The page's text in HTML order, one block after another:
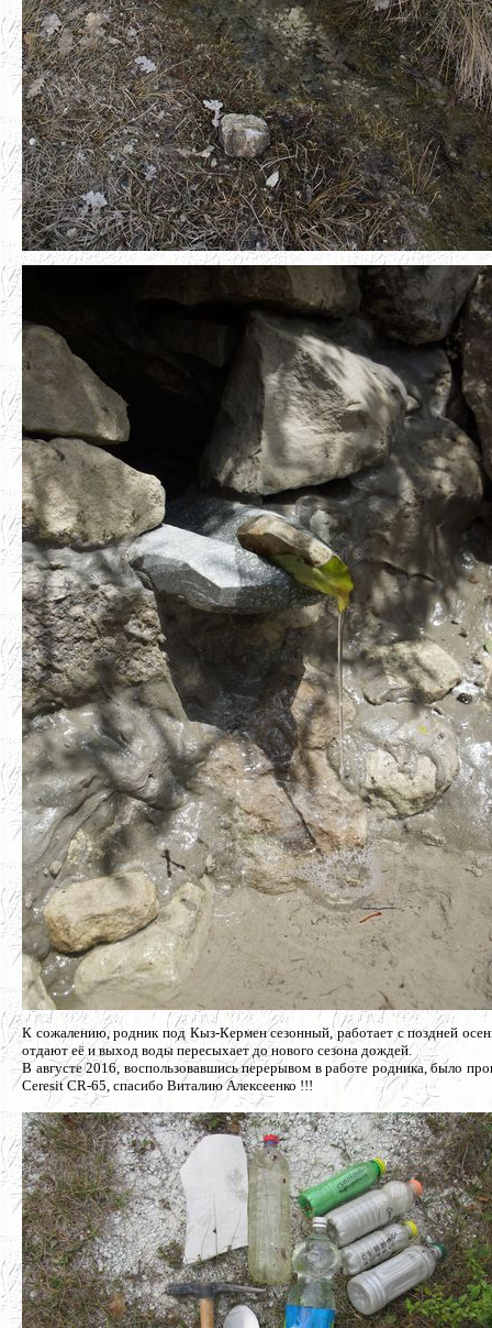
К сожалению, родник под Кыз-Кермен сезонный, работает с поздней
отдают её и выход воды пересыхает до нового сезона дождей.
В августе 2016, воспользовавшись перерывом в работе родника, было
Ceresit CR-65, спасибо Виталию Алексеенко !!!